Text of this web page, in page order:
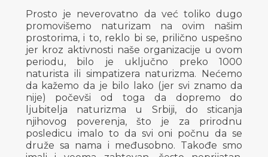
Prosto je neverovatno da već toliko dugo
promovišemo naturizam na ovim našim
prostorima, i to, reklo bi se, prilično uspešno
jer kroz aktivnosti naše organizacije u ovom
periodu, bilo je uključno preko 1000
naturista ili simpatizera naturizma. Nećemo
da kažemo da je bilo lako (jer svi znamo da
nije) počevši od toga da dopremo do
ljubitelja naturizma u Srbiji, do sticanja
njihovog poverenja, što je za prirodnu
posledicu imalo to da svi oni počnu da se
druže sa nama i međusobno. Takođe smo